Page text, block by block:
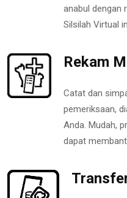
anabul dengan
Silsilah Virtual
Rekam
Catat dan
pemeriksaan,
Anda. Mudah,
dapat